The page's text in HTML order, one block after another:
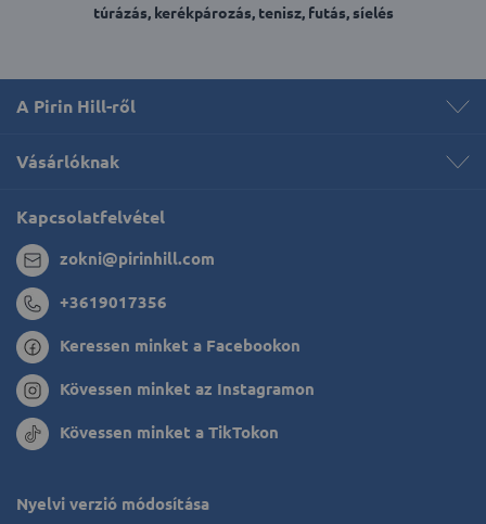
túrázás, kerékpározás, tenisz, futás, síelés
A Pirin Hill-ről
Vásárlóknak
Kapcsolatfelvétel
zokni@pirinhill.com
+3619017356
Keressen minket a Facebookon
Kövessen minket az Instagramon
Kövessen minket a TikTokon
Nyelvi verzió módosítása